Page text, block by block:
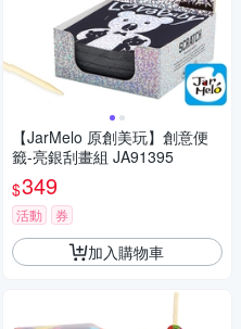
【JarMelo 原創美玩】創意便
籤-亮銀刮畫組 JA91395
$349
活動 券
加入購物車